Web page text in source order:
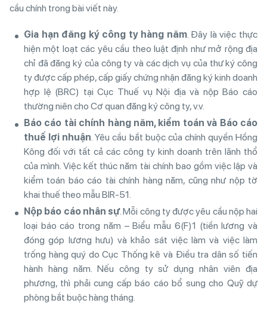
cầu chính trong bài viết này.
Gia hạn đăng ký công ty hàng năm. Đây là việc thực
hiện một loạt các yêu cầu theo luật định như mở rộng địa
chỉ đã đăng ký của công ty và các dịch vụ của thư ký công
ty được cấp phép, cấp giấy chứng nhận đăng ký kinh doanh
hợp lệ (BRC) tại Cục Thuế vụ Nội địa và nộp Báo cáo
thường niên cho Cơ quan đăng ký công ty, v.v.
Báo cáo tài chính hàng năm, kiểm toán và Báo cáo
thuế lợi nhuận. Yêu cầu bắt buộc của chính quyền Hồng
Kông đối với tất cả các công ty kinh doanh trên lãnh thổ
của mình. Việc kết thúc năm tài chính bao gồm việc lập và
kiểm toán báo cáo tài chính hàng năm, cũng như nộp tờ
khai thuế theo mẫu BIR-51.
Nộp báo cáo nhân sự. Mỗi công ty được yêu cầu nộp hai
loại báo cáo trong năm – Biểu mẫu 6(F)1 (tiền lương và
đóng góp lương hưu) và khảo sát việc làm và việc làm
trống hàng quý do Cục Thống kê và Điều tra dân số tiến
hành hàng năm. Nếu công ty sử dụng nhân viên địa
phương, thì phải cung cấp báo cáo bổ sung cho Quỹ dự
phòng bắt buộc hàng tháng.